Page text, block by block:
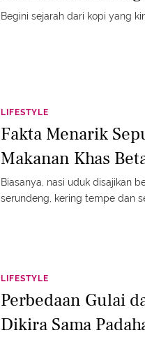
Begini sejarah dari kopi yang
LIFESTYLE
Fakta Menarik
Makanan Khas
Biasanya, nasi uduk disajikan
serundeng, kering tempe dan
LIFESTYLE
Perbedaan Gulai
Dikira Sama